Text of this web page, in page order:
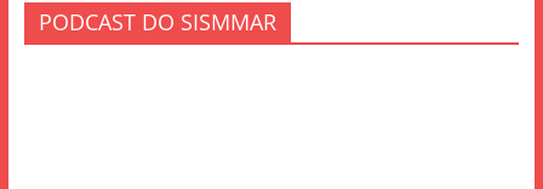
PODCAST DO SISMMAR